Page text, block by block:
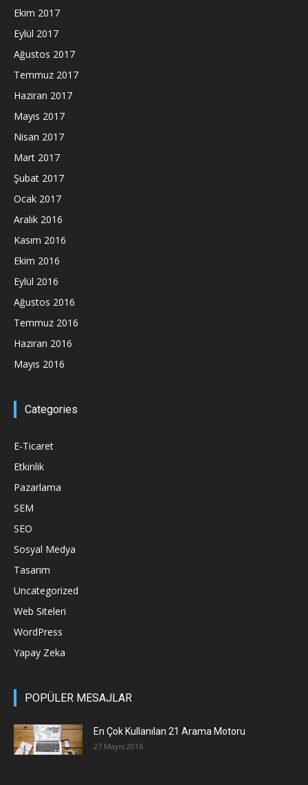
Ekim 2017
Eylül 2017
Ağustos 2017
Temmuz 2017
Haziran 2017
Mayıs 2017
Nisan 2017
Mart 2017
Şubat 2017
Ocak 2017
Aralık 2016
Kasım 2016
Ekim 2016
Eylül 2016
Ağustos 2016
Temmuz 2016
Haziran 2016
Mayıs 2016
Categories
E-Ticaret
Etkinlik
Pazarlama
SEM
SEO
Sosyal Medya
Tasarım
Uncategorized
Web Siteleri
WordPress
Yapay Zeka
POPÜLER MESAJLAR
En Çok Kullanılan 21 Arama Motoru
27 Mayıs 2016